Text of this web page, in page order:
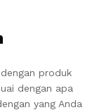
produk
dengan apa
yang Anda